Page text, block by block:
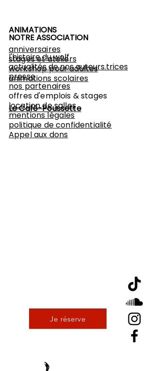
ANIMATIONS
anniversaires
stages et ateliers
workshoppour adultes
animations scolaires
Le Café-Poussette
Je réserve
NOTRE ASSOCIATION
l'histoire du wolf
actualités de nos auteurs.trices
presse
nos partenaires
offres d'emplois & stages
location de salles
mentions légales
politique de confidentialité
Appel aux dons